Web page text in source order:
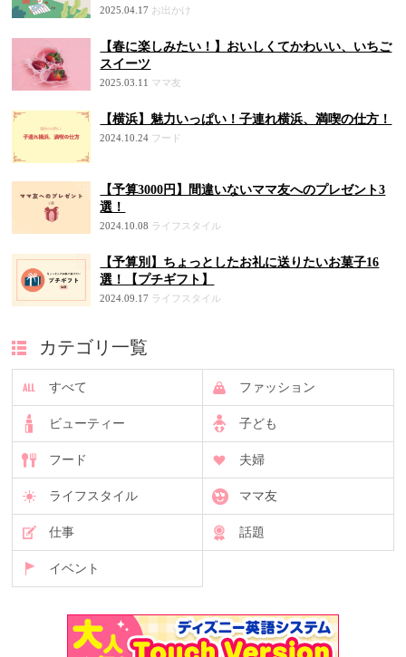
2025.04.17 お出かけ
【春に楽しみたい！】おいしくてかわいい、いちご
スイーツ
2025.03.11 ママ友
【横浜】魅力いっぱい！子連れ横浜、満喫の仕方！
2024.10.24 フード
【予算3000円】間違いないママ友へのプレゼント3
選！
2024.10.08 ライフスタイル
【予算別】ちょっとしたお礼に送りたいお菓子16
選！【プチギフト】
2024.09.17 ライフスタイル
カテゴリ一覧
すべて ファッション
ビューティー 子ども
フード 夫婦
ライフスタイル ママ友
仕事 話題
イベント